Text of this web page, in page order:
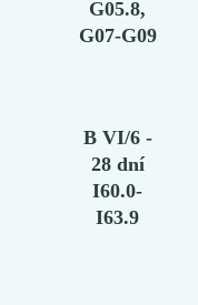
G05.8,
G07-G09
B VI/6 -
28 dní
I60.0-
I63.9